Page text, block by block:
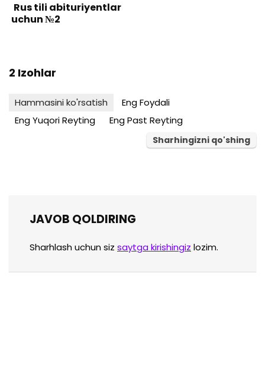
Rus tili abituriyentlar
uchun №2
2 Izohlar
Hammasini ko'rsatish
Eng Foydali
Eng Yuqori Reyting
Eng Past Reyting
Sharhingizni qo'shing
JAVOB QOLDIRING
Sharhlash uchun siz saytga kirishingiz lozim.